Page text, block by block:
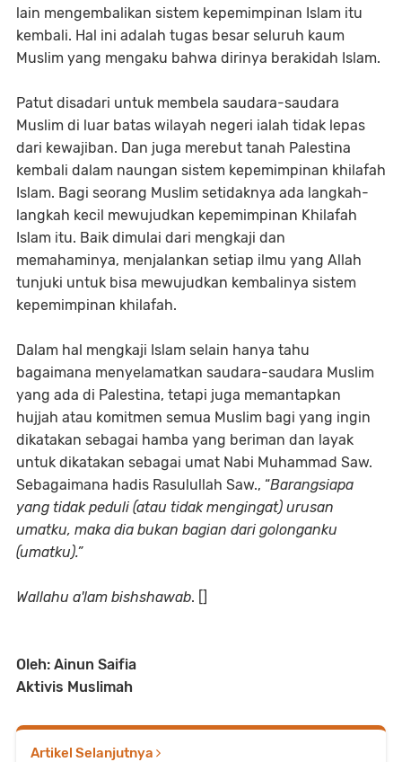
lain mengembalikan sistem kepemimpinan Islam itu
kembali. Hal ini adalah tugas besar seluruh kaum
Muslim yang mengaku bahwa dirinya berakidah Islam.
Patut disadari untuk membela saudara-saudara
Muslim di luar batas wilayah negeri ialah tidak lepas
dari kewajiban. Dan juga merebut tanah Palestina
kembali dalam naungan sistem kepemimpinan khilafah
Islam. Bagi seorang Muslim setidaknya ada langkah-
langkah kecil mewujudkan kepemimpinan Khilafah
Islam itu. Baik dimulai dari mengkaji dan
memahaminya, menjalankan setiap ilmu yang Allah
tunjuki untuk bisa mewujudkan kembalinya sistem
kepemimpinan khilafah.
Dalam hal mengkaji Islam selain hanya tahu
bagaimana menyelamatkan saudara-saudara Muslim
yang ada di Palestina, tetapi juga memantapkan
hujjah atau komitmen semua Muslim bagi yang ingin
dikatakan sebagai hamba yang beriman dan layak
untuk dikatakan sebagai umat Nabi Muhammad Saw.
Sebagaimana hadis Rasulullah Saw., “Barangsiapa
yang tidak peduli (atau tidak mengingat) urusan
umatku, maka dia bukan bagian dari golonganku
(umatku).”
Wallahu a'lam bishshawab. []
Oleh: Ainun Saifia
Aktivis Muslimah
Artikel Selanjutnya